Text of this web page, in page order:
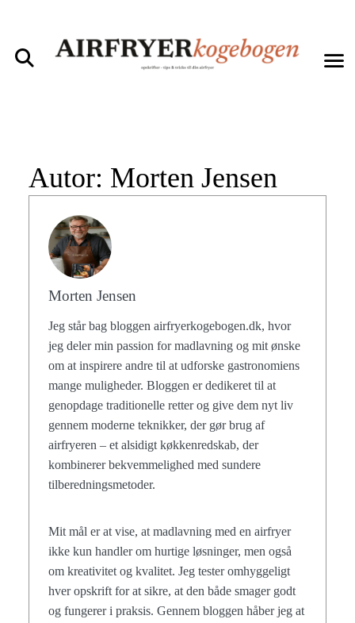
Autor: Morten Jensen
Morten Jensen
Jeg står bag bloggen airfryerkogebogen.dk, hvor
jeg deler min passion for madlavning og mit ønske
om at inspirere andre til at udforske gastronomiens
mange muligheder. Bloggen er dedikeret til at
genopdage traditionelle retter og give dem nyt liv
gennem moderne teknikker, der gør brug af
airfryeren – et alsidigt køkkenredskab, der
kombinerer bekvemmelighed med sundere
tilberedningsmetoder.
Mit mål er at vise, at madlavning med en airfryer
ikke kun handler om hurtige løsninger, men også
om kreativitet og kvalitet. Jeg tester omhyggeligt
hver opskrift for at sikre, at den både smager godt
og fungerer i praksis. Gennem bloggen håber jeg at